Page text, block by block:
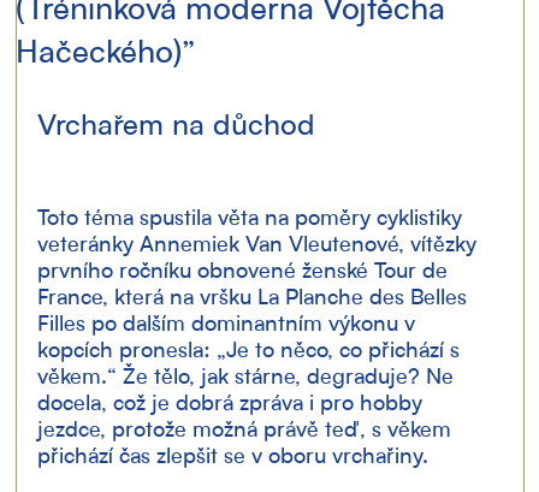
Hačeckého)”
Vrchařem na důchod
Toto téma spustila věta na poměry cyklistiky
veteránky Annemiek Van Vleutenové, vítězky
prvního ročníku obnovené ženské Tour de
France, která na vršku La Planche des Belles
Filles po dalším dominantním výkonu v
kopcích pronesla: „Je to něco, co přichází s
věkem.“ Že tělo, jak stárne, degraduje? Ne
docela, což je dobrá zpráva i pro hobby
jezdce, protože možná právě teď, s věkem
přichází čas zlepšit se v oboru vrchařiny.